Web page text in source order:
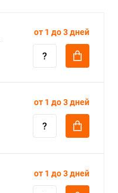
от 1 до 3 дней
от 1 до 3 дней
от 1 до 3 дней